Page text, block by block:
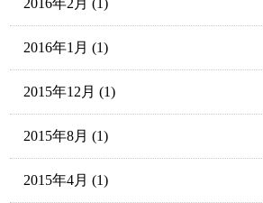
2016年2月 (1)
2016年1月 (1)
2015年12月 (1)
2015年8月 (1)
2015年4月 (1)